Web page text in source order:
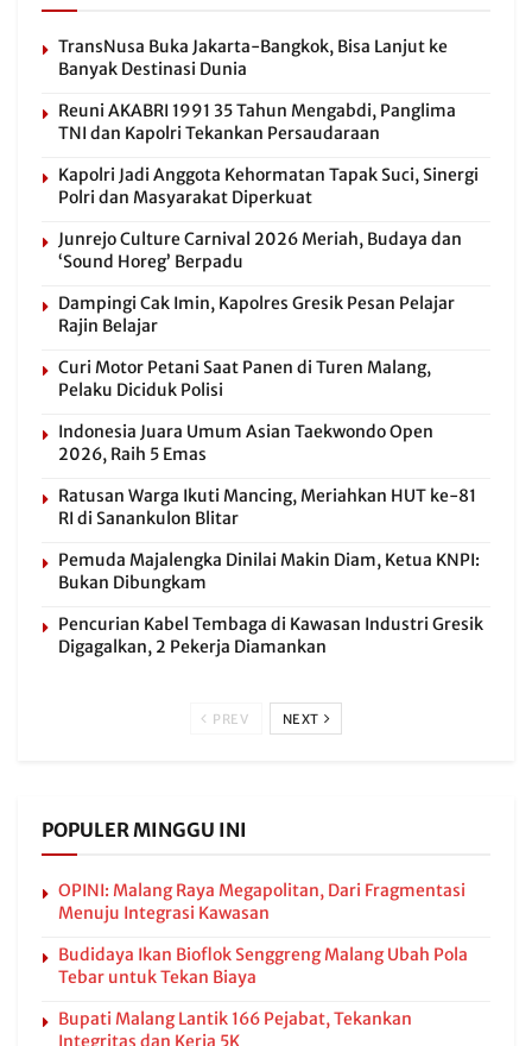
TransNusa Buka Jakarta-Bangkok, Bisa Lanjut ke
Banyak Destinasi Dunia
Reuni AKABRI 1991 35 Tahun Mengabdi, Panglima
TNI dan Kapolri Tekankan Persaudaraan
Kapolri Jadi Anggota Kehormatan Tapak Suci, Sinergi
Polri dan Masyarakat Diperkuat
Junrejo Culture Carnival 2026 Meriah, Budaya dan
‘Sound Horeg’ Berpadu
Dampingi Cak Imin, Kapolres Gresik Pesan Pelajar
Rajin Belajar
Curi Motor Petani Saat Panen di Turen Malang,
Pelaku Diciduk Polisi
Indonesia Juara Umum Asian Taekwondo Open
2026, Raih 5 Emas
Ratusan Warga Ikuti Mancing, Meriahkan HUT ke-81
RI di Sanankulon Blitar
Pemuda Majalengka Dinilai Makin Diam, Ketua KNPI:
Bukan Dibungkam
Pencurian Kabel Tembaga di Kawasan Industri Gresik
Digagalkan, 2 Pekerja Diamankan
PREV NEXT
POPULER MINGGU INI
OPINI: Malang Raya Megapolitan, Dari Fragmentasi
Menuju Integrasi Kawasan
Budidaya Ikan Bioflok Senggreng Malang Ubah Pola
Tebar untuk Tekan Biaya
Bupati Malang Lantik 166 Pejabat, Tekankan
Integritas dan Kerja 5K